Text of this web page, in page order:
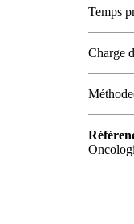
Temps
Charge